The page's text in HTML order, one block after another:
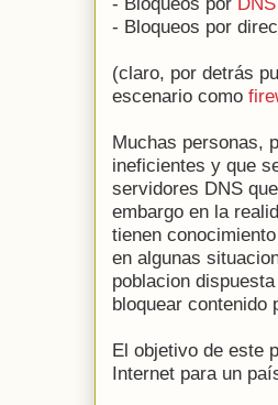
- Bloqueos por
(claro, por detrás
escenario como
Muchas personas,
ineficientes y que
servidores DNS
embargo en la
tienen
en algunas
poblacion
bloquear contenido
El objetivo de este
Internet para un